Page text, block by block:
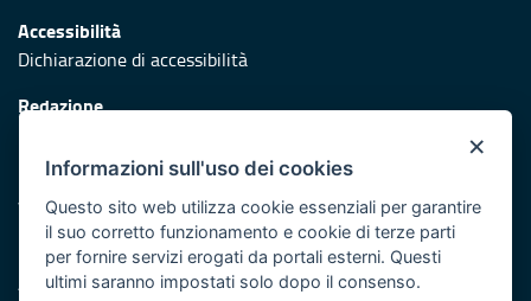
Accessibilità
Dichiarazione di accessibilità
Redazione
Protezione civile
Vai al sito di Protezione Civile Puglia
Iniziativa finanziata con risorse del POR Puglia 2014/2020 -
Asse XI
×
Informazioni sull'uso dei cookies
Questo sito web utilizza cookie essenziali per garantire
il suo corretto funzionamento e cookie di terze parti
per fornire servizi erogati da portali esterni. Questi
ultimi saranno impostati solo dopo il consenso.